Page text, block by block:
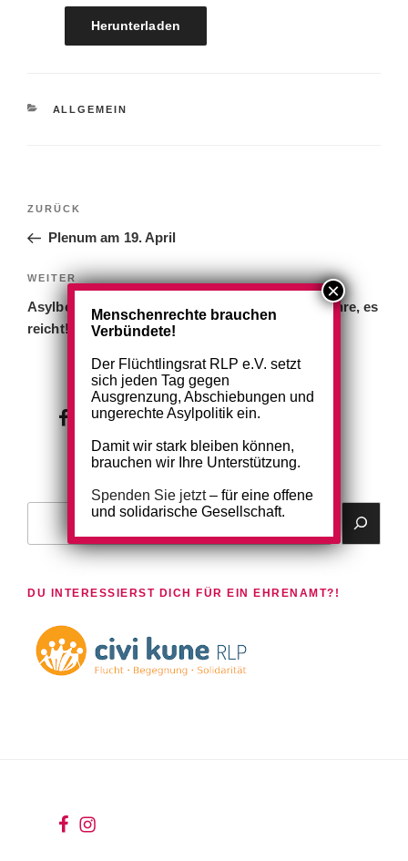
Herunterladen
KATEGORIEN
ALLGEMEIN
Beitragsnavigation
Vorheriger
Beitrag
ZURÜCK
Plenum am 19. April
Nächster
Beitrag
WEITER
Asylbewerberleistungsgesetz abschaffen! 30 Jahre, es
reicht!
wir
wir
auf
DU INTERESSIERST DICH FÜR EIN EHRENAMT?!
wir wir
Menschenrechte brauchen
Verbündete!
Der Flüchtlingsrat RLP e.V. setzt
sich jeden Tag gegen
Ausgrenzung, Abschiebungen und
ungerechte Asylpolitik ein.
Damit wir stark bleiben können,
brauchen wir Ihre Unterstützung.
Spenden Sie jetzt– für eine offene
und solidarische Gesellschaft.